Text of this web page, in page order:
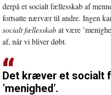
derpå et socialt fællesskab af
fortsatte nærvær til andre. Ingen
socialt fællesskabat være
af, når vi bliver døbt.
Det kræver et socialt
’menighed’.